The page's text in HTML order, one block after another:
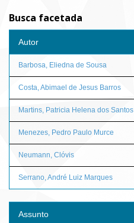
Busca facetada
Autor
Barbosa, Eliedna de Sousa
Costa, Abimael de Jesus Barros
Martins, Patricia Helena dos Santos
Menezes, Pedro Paulo Murce
Neumann, Clóvis
Serrano, André Luiz Marques
Assunto